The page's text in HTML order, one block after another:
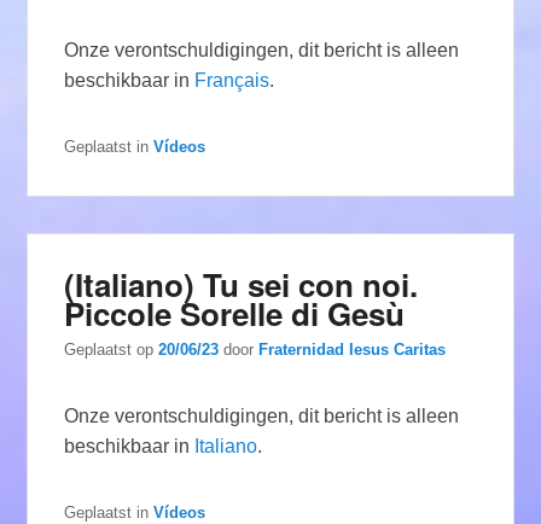
Onze verontschuldigingen, dit bericht is alleen
beschikbaar in Français.
Geplaatst in Vídeos
(Italiano) Tu sei con noi.
Piccole Sorelle di Gesù
Geplaatst op20/06/23 door Fraternidad Iesus Caritas
Onze verontschuldigingen, dit bericht is alleen
beschikbaar in Italiano.
Geplaatst in Vídeos